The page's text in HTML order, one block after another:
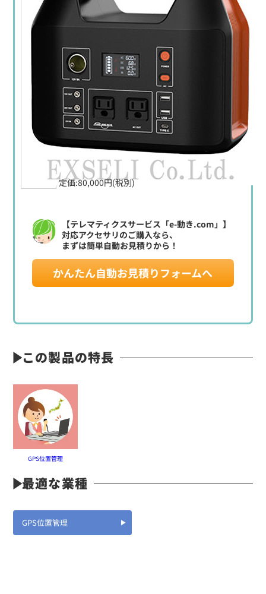
定価:80,000円(税別)
【テレマティクスサービス「e-動き.com」】
対応アクセサリのご購入なら、
まずは簡単自動お見積りから！
かんたん自動お見積りフォームへ
この製品の特長
GPS位置管理
最適な業種
GPS位置管理